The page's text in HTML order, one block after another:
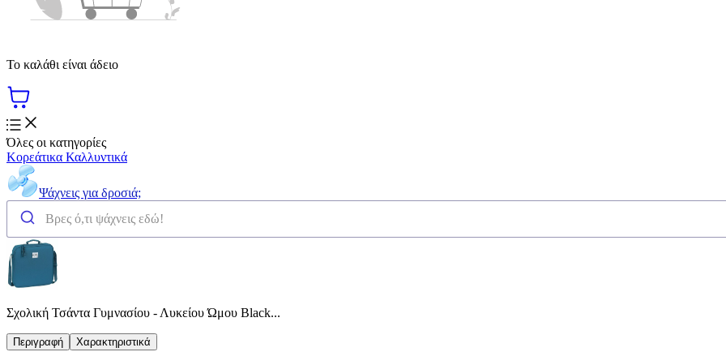
Το καλάθι είναι άδειο
Όλες οι κατηγορίες
Κορεάτικα Καλλυντικά
Ψάχνεις για δροσιά;
Σχολική Τσάντα Γυμνασίου - Λυκείου Ώμου Black...
Περιγραφή Χαρακτηριστικά